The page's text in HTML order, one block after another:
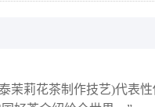
茉莉花茶制作技艺)代表